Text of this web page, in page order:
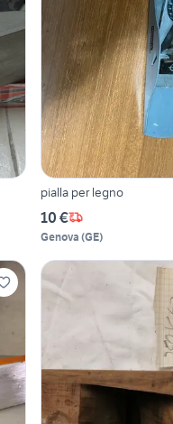
pialla per legno
10 €
Genova (GE)